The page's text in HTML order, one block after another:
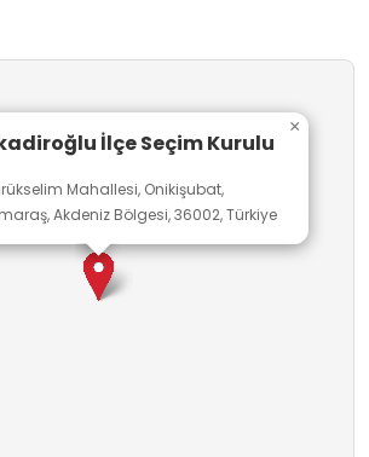
İlçe Seçim Kurulu
Mahallesi, Onikişubat,
Akdeniz Bölgesi, 36002, Türkiye
×